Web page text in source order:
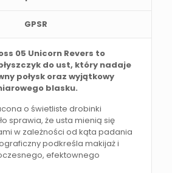
GPSR
05 Unicorn Revers to
do ust, który nadaje
połysk oraz wyjątkowy
blasku.
o świetliste drobinki
sprawia, że usta mienią się
w zależności od kąta padania
podkreśla makijaż i
efektownego